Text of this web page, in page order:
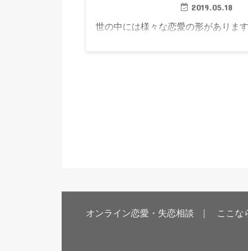
2019.05.18
世の中には様々な恋愛の形がありま
オンライン恋愛・失恋相談 ここな